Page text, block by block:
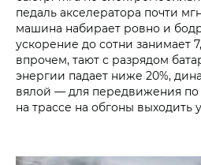
педаль акселератора почти
машина набирает ровно и
ускорение до сотни занимает
впрочем, тают с разрядом
энергии падает ниже 20%,
вялой — для передвижения по
на трассе на обгоны выходить